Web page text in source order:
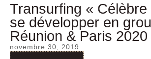
Transurfing « Célèbre
se développer en
Réunion & Paris 2020
novembre 30, 2019